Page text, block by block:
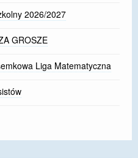
2026/2027
GROSZE
Liga Matematyczna